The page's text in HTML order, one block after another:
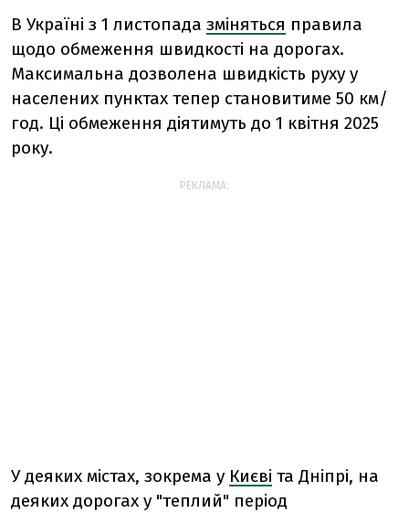
В Україні з 1 листопада зміняться правила
щодо обмеження швидкості на дорогах.
Максимальна дозволена швидкість руху у
населених пунктах тепер становитиме 50 км/
год. Ці обмеження діятимуть до 1 квітня 2025
року.
РЕКЛАМА:
У деяких містах, зокрема у Києві та Дніпрі, на
деяких дорогах у "теплий" період